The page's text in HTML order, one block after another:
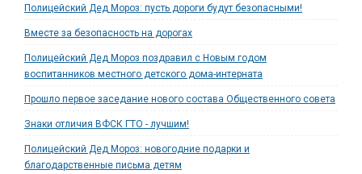
Полицейский Дед Мороз: пусть дороги будут безопасными!
Вместе за безопасность на дорогах
Полицейский Дед Мороз поздравил с Новым годом
воспитанников местного детского дома-интерната
Прошло первое заседание нового состава Общественного совета
Знаки отличия ВФСК ГТО - лучшим!
Полицейский Дед Мороз: новогодние подарки и
благодарственные письма детям